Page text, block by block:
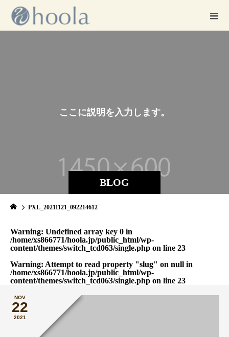
BLOG
こ こ に 説明 を 入 力 し ま す
ここ に説明 を
PXL_20211121_092214612
Warning: Undefined array key 0 in
/home/xs866771/hoola.jp/public_html/wp-
content/themes/switch_tcd063/single.php on line 23
Warning: Attempt to read property "slug" on null in
/home/xs866771/hoola.jp/public_html/wp-
content/themes/switch_tcd063/single.php on line 23
NOV
22
2021